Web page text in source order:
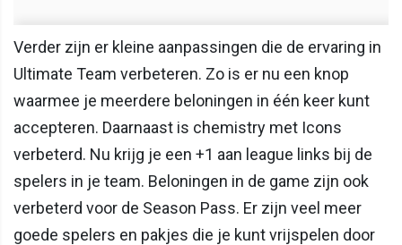
Verder zijn er kleine aanpassingen die de ervaring in
Ultimate Team verbeteren. Zo is er nu een knop
waarmee je meerdere beloningen in één keer kunt
accepteren. Daarnaast is chemistry met Icons
verbeterd. Nu krijg je een +1 aan league links bij de
spelers in je team. Beloningen in de game zijn ook
verbeterd voor de Season Pass. Er zijn veel meer
goede spelers en pakjes die je kunt vrijspelen door